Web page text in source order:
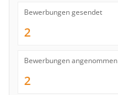
Bewerbungen gesendet
2
Bewerbungen angenommen
2